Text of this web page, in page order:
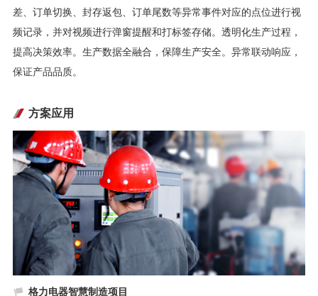
差、订单切换、封存返包、订单尾数等异常事件对应的点位进行视
频记录，并对视频进行弹窗提醒和打标签存储。透明化生产过程，
提高决策效率。生产数据全融合，保障生产安全。异常联动响应，
保证产品品质。
方案应用
格力电器智慧制造项目